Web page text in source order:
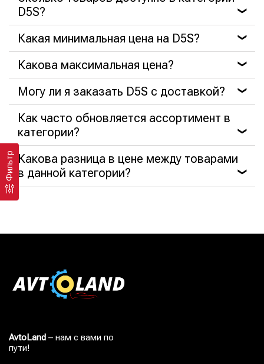
D5S?
❯
Какая минимальная цена на D5S? ❯
Какова максимальная цена? ❯
Могу ли я заказать D5S с доставкой? ❯
Как часто обновляется ассортимент в
категории?
❯
Какова разница в цене между товарами
в данной категории?
❯
Фильтр
AvtoLand – нам с вами по
пути!